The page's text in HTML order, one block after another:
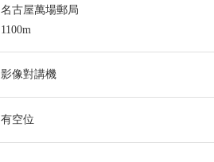
名古屋萬場郵局
1100m
影像對講機
有空位